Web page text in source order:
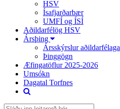
HSV
Ísafjarðarbær
UMFÍ og ÍSÍ
Aðildarfélög HSV
Ársþing
Ársskýrslur aðildarfélaga
Þinggögn
Æfingatöflur 2025-2026
Umsókn
Dagatal Torfnes